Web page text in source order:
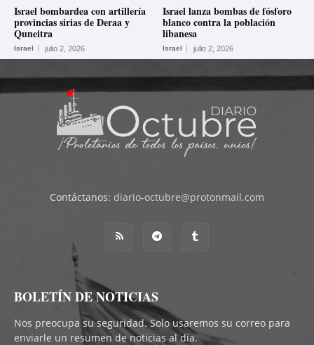
Israel bombardea con artillería
provincias sirias de Deraa y
Quneitra
Israel julio 2, 2026
Israel lanza bombas de fósforo
blanco contra la población
libanesa
Israel julio 2, 2026
Contáctanos: diario-octubre@protonmail.com
BOLETÍN DE NOTICIAS
Nos preocupa su seguridad. Solo usaremos su correo para
enviarle un resumen de noticias al día.